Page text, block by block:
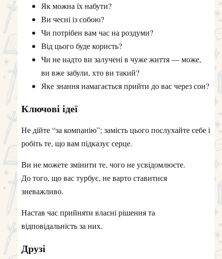
Як можна їх набути?
Ви чесні із собою?
Чи потрібен вам час на роздуми?
Від цього буде користь?
Чи не надто ви залучені в чуже життя — може,
ви вже забули, хто ви такий?
Яке знання намагається прийти до вас через сон?
Ключові ідеї
Не дійте “за компанію”; замість цього послухайте себе і
робіть те, що вам підказує серце.
Ви не можете змінити те, чого не усвідомлюєте.
До того, що вас турбує, не варто ставитися
зневажливо.
Настав час прийняти власні рішення та
відповідальність за них.
Друзі